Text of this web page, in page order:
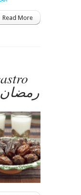
Read More
casa procto casa رمضان